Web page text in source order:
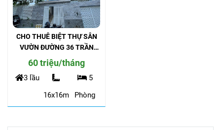
CHO THUÊ BIỆT THỰ SÂN
VƯỜN ĐƯỜNG 36 TRẦN
NÃO
60 triệu/tháng
3 lầu
16x16m
5
Phòng